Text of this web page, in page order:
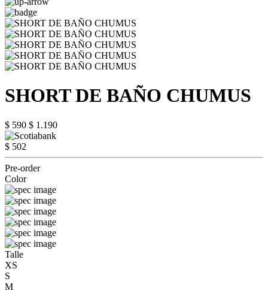
SHORT DE BAÑO CHUMUS
$ 590 $ 1.190
$ 502
Pre-order
Color
Talle
XS
S
M